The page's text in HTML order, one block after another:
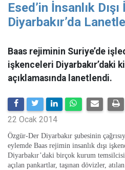
Esed’in İnsanlık
Diyarbakır’da
Baas rejiminin Suriye’de
işkenceleri Diyarbakır’daki
açıklamasında lanetlendi.
22 Ocak 2014
Özgür-Der Diyarbakır şubesinin
eylemde Baas rejimin insanlık dışı
Diyarbakır’daki birçok kurum
açılan pankartlar, taşınan dövizler,